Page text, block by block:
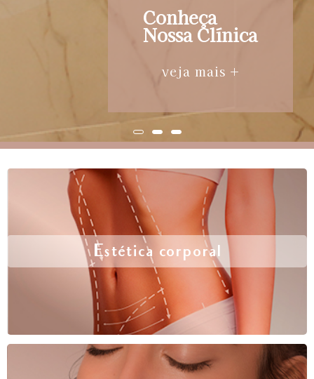
Conheça
Nossa Clínica
veja mais +
Estética corporal